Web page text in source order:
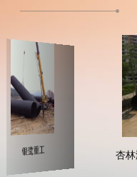
银鹭重工 杏